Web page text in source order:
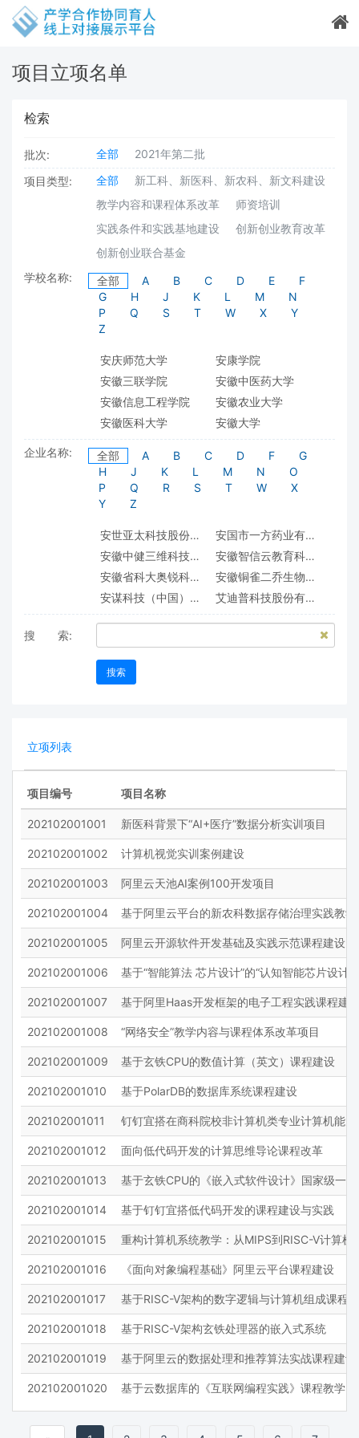
项目立项名单
检索
批次: 全部
2021年第二批
项目类型:
全部
新工科、新医科、新农科、新文科建设
教学内容和课程体系改革
师资培训
实践条件和实践基地建设
创新创业教育改革
创新创业联合基金
学校名称:
全部 A B C D E
F
G
H J K L M
N
P
Q S T W X
Y
Z
安庆师范大学
安康学院
安徽三联学院
安徽中医药大学
安徽信息工程学院
安徽农业大学
安徽医科大学
安徽大学
安徽工业大学
安徽工程大学
安徽师范大学
安徽建筑大学
安徽理工大学
安徽科技学院
安徽艺术学院
安阳学院
安阳工学院
安阳师范学院
安顺学院
澳门科技大学
阿坝师范学院
鞍山师范学院
亳州学院
北京交通大学
北京体育大学
北京信息科技大学
北京服装学院
北京物资学院
北京理工大学
北京理工大学珠海学院
北京电子科技学院
北京石油化工学院
北京科技大学
北京科技大学天津学院
北京第二外国语学院
北京联合大学
北京航空航天大学
北京语言大学
北京邮电大学
北京邮电大学世纪学院
北华大学
北华航天工业学院
北方工业大学
北方民族大学
北部湾大学
宝鸡文理学院
渤海大学
滨州医学院
滨州学院
白城师范学院
百色学院
蚌埠医学院
蚌埠学院
川北医学院
巢湖学院
常州大学
常州大学怀德学院
成都东软学院
成都中医药大学
成都体育学院
成都信息工程大学
成都医学院
成都大学
成都工业学院
成都师范学院
成都文理学院
成都理工大学
成都理工大学工程技术学院
成都银杏酒店管理学院
成都锦城学院
承德医学院
昌吉学院
楚雄师范学院
滁州学院
赤峰学院
重庆三峡学院
重庆交通大学
重庆人文科技学院
重庆医科大学
重庆对外经贸学院
企业名称: 全部 A B C D F
G
H
J K L M N
O
P
Q R S T W
X
Y
Z
安世亚太科技股份有限公司
安国市一方药业有限公司
安徽中健三维科技有限公司
安徽智信云教育科技有限公司
安徽省科大奥锐科技有限公司
安徽铜雀二乔生物科技有限责任公司
安谋科技（中国）有限公司
艾迪普科技股份有限公司
遨博（北京）智能科技有限公司
阿里云计算有限公司
北京亿维讯同创科技有限公司
北京兆泰源信息技术有限公司
北京八维信息集团有限公司
北京六部工坊科技有限公司
北京凯瑞赢科技有限公司
北京千锋互联科技有限公司
北京华威锐科化工有限公司
北京华晅国际科技有限公司
北京华普亿方教育科技股份有限公司
北京华清远见科技发展有限公司
北京华育兴业科技有限公司
北京博创尚和科技有限公司
北京博创智联科技有限公司
北京博导前程信息技术股份有限公司
北京合联益诚科技有限公司
北京启创远景科技有限公司
北京四合天地科技有限公司
北京外研在线数字科技有限公司
北京大美天地信息技术有限公司
北京天正软件股份有限公司
北京天演融智软件有限公司
北京天融信教育科技有限公司
北京奇观技术有限责任公司
北京好睿教育科技有限公司
北京字节跳动网络技术有限公司
北京学佳澳软件科技发展有限公司
北京安博大成教育科技有限责任公司
北京宏达威爱教育科技有限公司
北京将晖科技有限公司
北京市博汇科技股份有限公司
北京广棋文化发展有限公司
北京广益三文教育科技有限公司
北京彤羏科技有限公司
北京微瑞集智科技有限公司
北京心云天地科技有限公司
北京思汇知行教育科技有限公司
北京慕华信息科技有限公司
北京拉勾网络技术有限公司
北京捷冠科技有限公司
北京擎科生物科技有限公司
北京文华在线教育科技股份有限公司
北京无忧创想信息技术有限公司
北京时代桃源环境科技股份有限公司
北京昊科世纪信息技术有限公司
北京易智时代数字科技有限公司
北京易格通智仿真技术有限公司
北京星宏影视文化有限公司
北京晨星创投科技有限公司
北京智启蓝墨信息技术有限公司
北京格如灵科技有限公司
北京梦之墨科技有限公司
北京欧倍尔软件技术开发有限公司
北京欧波同光学技术有限公司
北京津发科技股份有限公司
搜 索:
搜索
立项列表
项目编号 项目名称
202102001001 新医科背景下“AI+医疗”数据分析实训项目
202102001002 计算机视觉实训案例建设
202102001003 阿里云天池AI案例100开发项目
202102001004 基于阿里云平台的新农科数据存储治理实践教
202102001005 阿里云开源软件开发基础及实践示范课程建设
202102001006 基于“智能算法 芯片设计”的“认知智能芯片设计
202102001007 基于阿里Haas开发框架的电子工程实践课程建
202102001008 “网络安全”教学内容与课程体系改革项目
202102001009 基于玄铁CPU的数值计算（英文）课程建设
202102001010 基于PolarDB的数据库系统课程建设
202102001011 钉钉宜搭在商科院校非计算机类专业计算机能
202102001012 面向低代码开发的计算思维导论课程改革
202102001013 基于玄铁CPU的《嵌入式软件设计》国家级一
202102001014 基于钉钉宜搭低代码开发的课程建设与实践
202102001015 重构计算机系统教学：从MIPS到RISC-V计算机
202102001016 《面向对象编程基础》阿里云平台课程建设
202102001017 基于RISC-V架构的数字逻辑与计算机组成课程
202102001018 基于RISC-V架构玄铁处理器的嵌入式系统
202102001019 基于阿里云的数据处理和推荐算法实战课程建设
202102001020 基于云数据库的《互联网编程实践》课程教学